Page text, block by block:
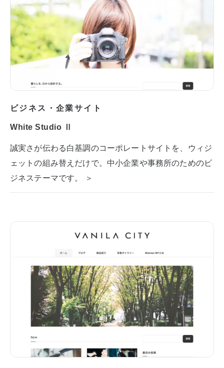
ビジネス・企業サイト
White Studio Ⅱ
誠実さが伝わる白基調のコーポレートサイトを、ウィジ
ェットの組み替えだけで。中小企業や事務所のためのビ
ジネステーマです。 ＞